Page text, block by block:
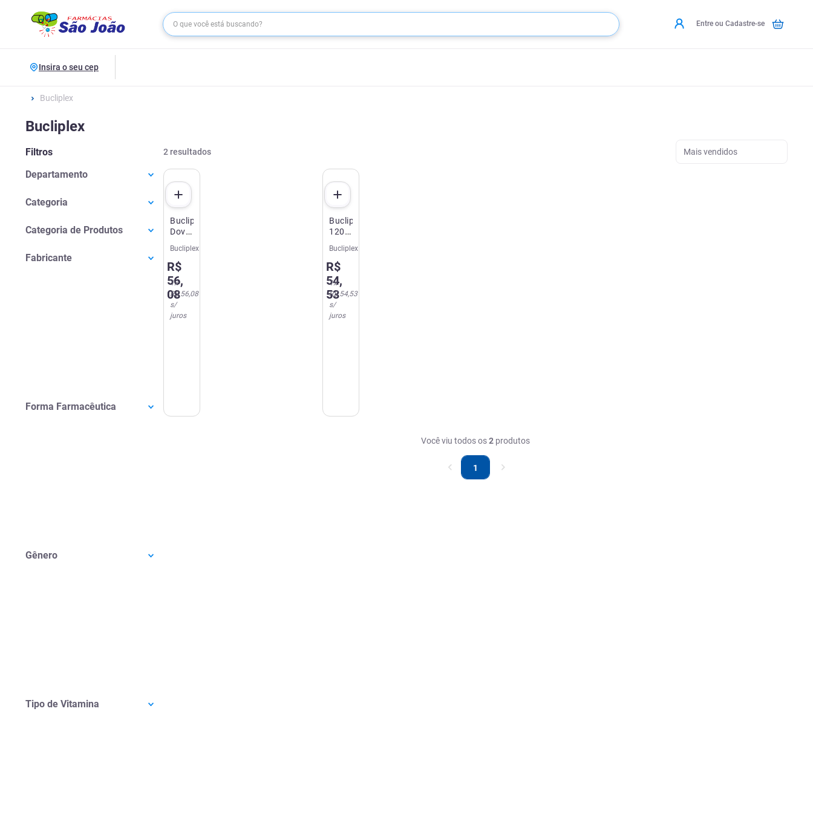
Entre ou Cadastre-se
Insira o seu cep
Bucliplex
Bucliplex
Filtros
Departamento
Saúde E Bem-estar
Categoria
Vitaminas E Minerais
Categoria de Produtos
Vitaminas e Minerais
Fabricante
Forma Farmacêutica
Gênero
Tipo de Vitamina
2 resultados Mais vendidos
Bucliplex
Dovalle
Comprimidos
Revestidos
Bucliplex
R$
56,
08
1x
R$ 56,08
s/
juros
Bucliplex
120ml
Dovalle
Bucliplex
R$
54,
53
1x
R$ 54,53
s/
juros
Você viu todos os2 produtos
1